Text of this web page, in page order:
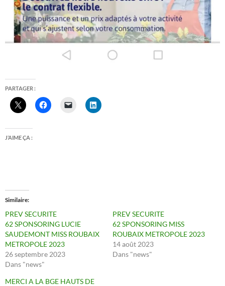
PARTAGER :
J’AIME ÇA :
Similaire
PREV SECURITE
62 SPONSORING LUCIE
SAUDEMONT MISS ROUBAIX
METROPOLE 2023
26 septembre 2023
Dans "news"
PREV SECURITE
62 SPONSORING MISS
ROUBAIX METROPOLE 2023
14 août 2023
Dans "news"
MERCI A LA BGE HAUTS DE